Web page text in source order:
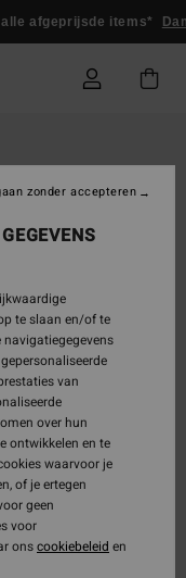
afgeprijsde items*
te slaan en/of te
navigatiegegevens
van
over hun
ontwikkelen en te
waarvoor je
of je ertegen
geen
voor
onscookiebeleid en
zonder accepteren